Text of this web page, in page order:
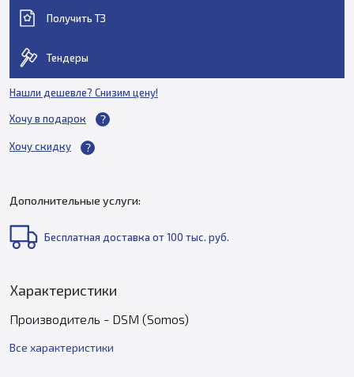
Получить ТЗ
Тендеры
Нашли дешевле? Снизим цену!
Хочу в подарок
Хочу скидку
Дополнительные услуги:
Бесплатная доставка от 100 тыс. руб.
Характеристики
Производитель - DSM (Somos)
Все характеристики